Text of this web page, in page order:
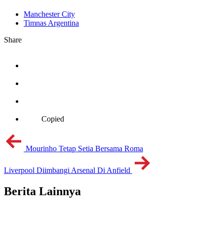
Manchester City
Timnas Argentina
Share
Copied
Mourinho Tetap Setia Bersama Roma
Liverpool Diimbangi Arsenal Di Anfield
Berita Lainnya